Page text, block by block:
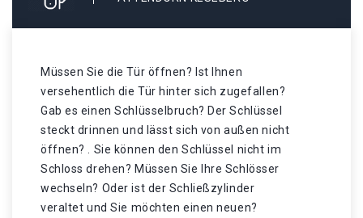
Müssen Sie die Tür öffnen? Ist Ihnen
versehentlich die Tür hinter sich zugefallen?
Gab es einen Schlüsselbruch? Der Schlüssel
steckt drinnen und lässt sich von außen nicht
öffnen? . Sie können den Schlüssel nicht im
Schloss drehen? Müssen Sie Ihre Schlösser
wechseln? Oder ist der Schließzylinder
veraltet und Sie möchten einen neuen?